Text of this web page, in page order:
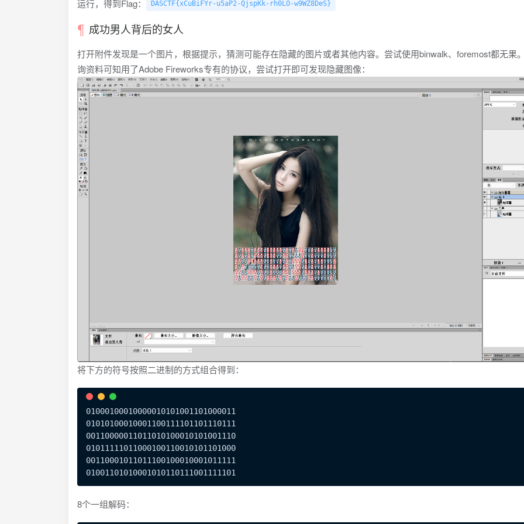
运行，得到Flag： DASCTF{xCuBiFYr-u5aP2-QjspKk-rh0LO-w9WZ8DeS}
成功男人背后的女人
打开附件发现是一个图片，根据提示，猜测可能存在隐藏的图片或者其他内容。尝试使用binwalk、foremost都无果
询资料可知用了Adobe Fireworks专有的协议，尝试打开即可发现隐藏图像：
将下方的符号按照二进制的方式组合得到：
01000100010000010101001101000011
01010100010001100111101101110111
00110000011011010100010101001110
01011111011000100110010101101000
00110001011011100100010001011111
8个一组解码：